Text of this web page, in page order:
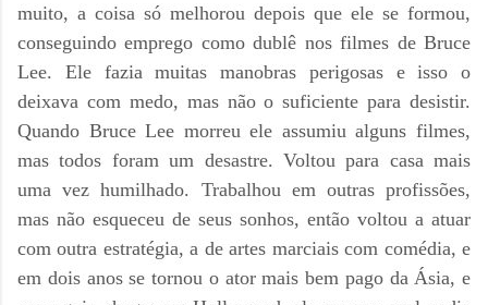
muito, a coisa só melhorou depois que ele se formou,
conseguindo emprego como dublê nos filmes de Bruce
Lee. Ele fazia muitas manobras perigosas e isso o
deixava com medo, mas não o suficiente para desistir.
Quando Bruce Lee morreu ele assumiu alguns filmes,
mas todos foram um desastre. Voltou para casa mais
uma vez humilhado. Trabalhou em outras profissões,
mas não esqueceu de seus sonhos, então voltou a atuar
com outra estratégia, a de artes marciais com comédia, e
em dois anos se tornou o ator mais bem pago da Ásia, e